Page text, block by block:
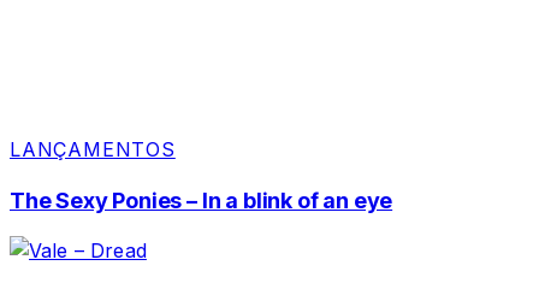
LANÇAMENTOS
The Sexy Ponies – In a blink of an eye